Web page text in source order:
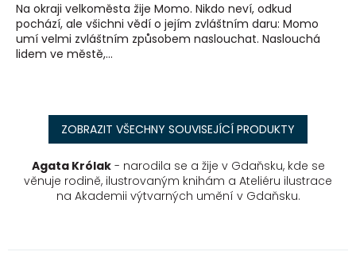
Na okraji velkoměsta žije Momo. Nikdo neví, odkud
pochází, ale všichni vědí o jejím zvláštním daru: Momo
umí velmi zvláštním způsobem naslouchat. Naslouchá
lidem ve městě,...
ZOBRAZIT VŠECHNY SOUVISEJÍCÍ PRODUKTY
Agata Królak- narodila se a žije v Gdaňsku, kde se
věnuje rodině, ilustrovaným knihám a Ateliéru ilustrace
na Akademii výtvarných umění v Gdaňsku.